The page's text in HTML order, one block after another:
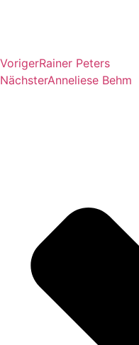
VorigerRainer Peters
NächsterAnneliese Behm